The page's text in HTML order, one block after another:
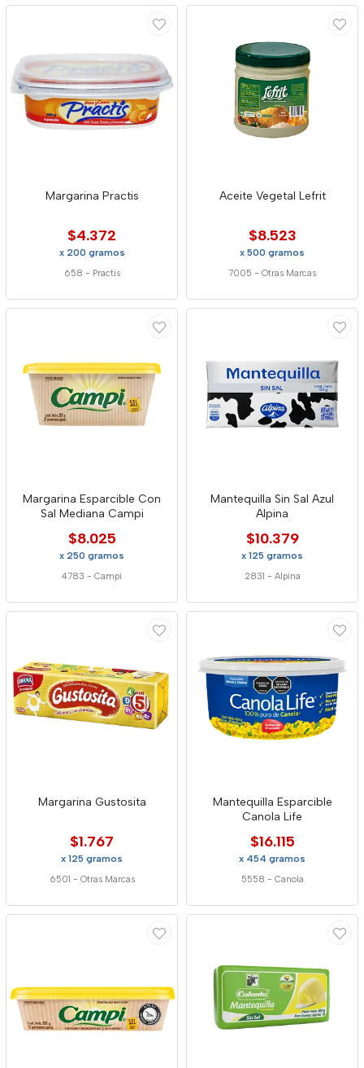
Margarina Practis
$4.372
x 200 gramos
658 - Practis
Aceite Vegetal Lefrit
$8.523
x 500 gramos
7005 - Otras Marcas
Margarina Esparcible Con
Sal Mediana Campi
$8.025
x 250 gramos
4783 - Campi
Mantequilla Sin Sal Azul
Alpina
$10.379
x 125 gramos
2831 - Alpina
Margarina Gustosita
$1.767
x 125 gramos
6501 - Otras Marcas
Mantequilla Esparcible
Canola Life
$16.115
x 454 gramos
5558 - Canola